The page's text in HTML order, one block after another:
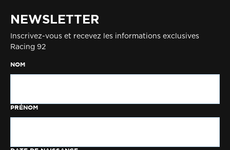
NEWSLETTER
Inscrivez-vous et recevez les informations exclusives
Racing 92
NOM
PRÉNOM